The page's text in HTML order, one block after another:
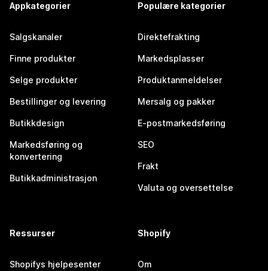
Appkategorier
Salgskanaler
Finne produkter
Selge produkter
Bestillinger og levering
Butikkdesign
Markedsføring og
konvertering
Butikkadministrasjon
Populære kategorier
Direktefrakting
Markedsplasser
Produktanmeldelser
Mersalg og pakker
E-postmarkedsføring
SEO
Frakt
Valuta og oversettelse
Ressurser
Shopifys hjelpesenter
Shopify
Om